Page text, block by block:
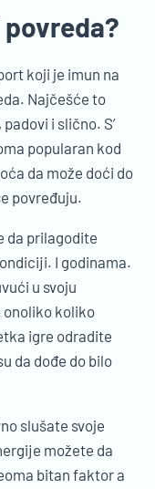
koji je imun na
Najčešće to
i slično. S’
popularan kod
da može doći do
povređuju.
da prilagodite
I godinama.
u svoju
onoliko koliko
igre odradite
da dođe do bilo
slušate svoje
možete da
bitan faktor a